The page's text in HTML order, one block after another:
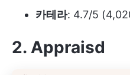
카테라: 4.7/5
2. Appraisd